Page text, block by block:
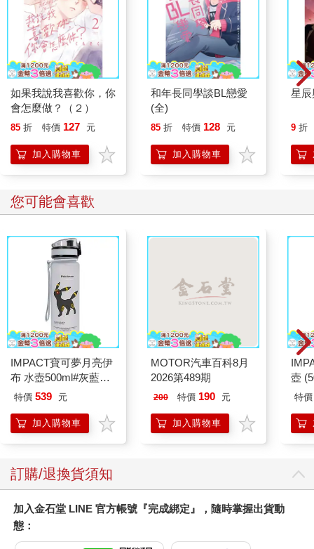
如果我說我喜歡你，你
會怎麼做？（２）
85 折 特價 127 元
加入購物車
和年長同學談BL戀愛
(全)
85 折 特價 128 元
加入購物車
星辰
9 折
您可能會喜歡
IMPACT寶可夢月亮伊
布 水壺500ml#灰藍
IMPKMB13GB
特價 539 元
加入購物車
MOTOR汽車百科8月
2026第489期
200 特價 190 元
加入購物車
壺
特價
訂購/退換貨須知
加入金石堂 LINE 官方帳號『完成綁定』，隨時掌握出貨動
態：